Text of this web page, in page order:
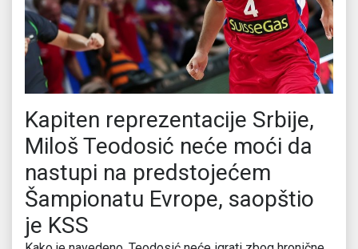
Kapiten reprezentacije Srbije,
Miloš Teodosić neće moći da
nastupi na predstojećem
Šampionatu Evrope, saopštio
je KSS